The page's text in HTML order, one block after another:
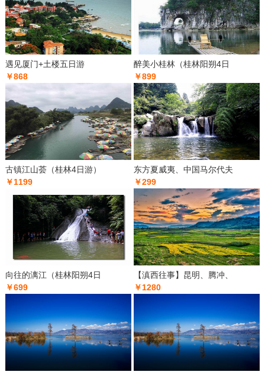
遇见厦门+土楼五日游
￥868
醉美小桂林（桂林阳朔4日
￥899
古镇江山荟（桂林4日游）
￥1199
东方夏威夷、中国马尔代夫
￥299
向往的漓江（桂林阳朔4日
￥699
【滇西往事】昆明、腾冲、
￥1280